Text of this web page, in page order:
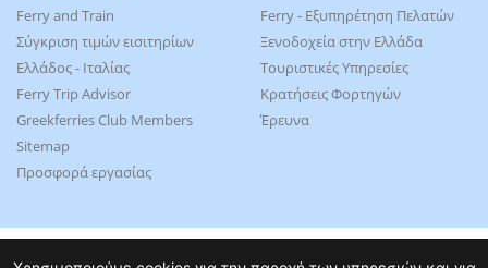
Ferry and Train
Σύγκριση τιμών εισιτηρίων
Ελλάδος - Ιταλίας
Ferry Trip Advisor
Greekferries Club Members
Sitemap
Προσφορά εργασίας
Ferry - Εξυπηρέτηση Πελατών
Ξενοδοχεία στην Ελλάδα
Τουριστικές Υπηρεσίες
Κρατήσεις Φορτηγών
Έρευνα